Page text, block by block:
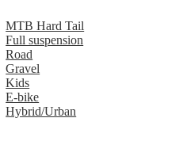
MTB Hard Tail
Full suspension
Road
Gravel
Kids
E-bike
Hybrid/Urban